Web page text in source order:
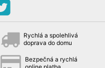
Rychlá a spolehlivá
doprava do domu
Bezpečná a rychlá